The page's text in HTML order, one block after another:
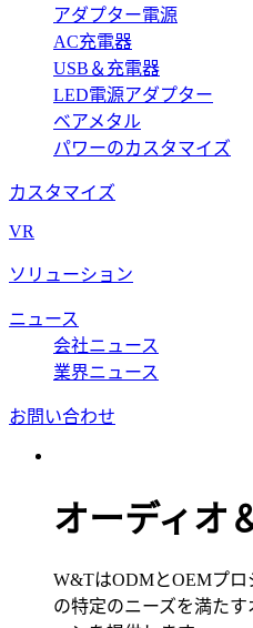
アダプター電源
AC充電器
USB＆充電器
LED電源アダプター
ベアメタル
パワーのカスタマイズ
カスタマイズ
VR
ソリューション
ニュース
会社ニュース
業界ニュース
お問い合わせ
オーディオ
W&TはODMとOEMプ
の特定のニーズを満た